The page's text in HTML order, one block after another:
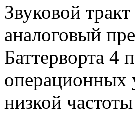
Звуковой
аналоговый
Баттерворта 4
операционных
низкой